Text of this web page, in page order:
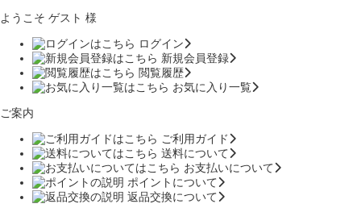
ようこそ ゲスト 様
ログイン
新規会員登録
閲覧履歴
お気に入り一覧
ご案内
ご利用ガイド
送料について
お支払いについて
ポイントについて
返品交換について